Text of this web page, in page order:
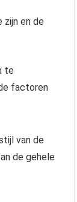
zijn en de
te
factoren
van de
de gehele